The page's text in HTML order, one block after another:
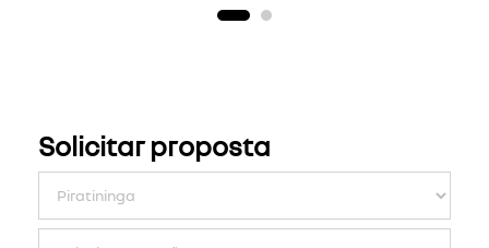
Solicitar proposta